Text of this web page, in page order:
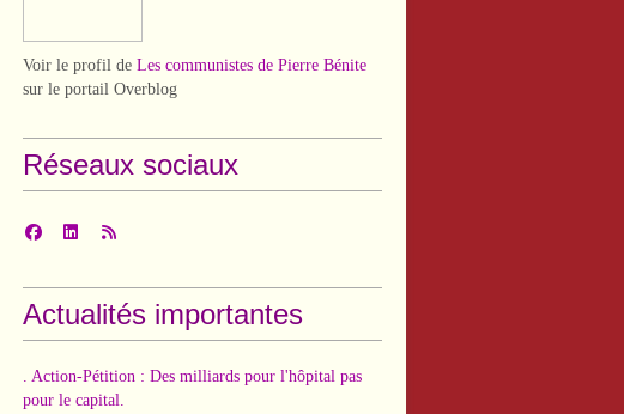
Voir le profil de Les communistes de Pierre Bénite
sur le portail Overblog
Réseaux sociaux
Actualités importantes
. Action-Pétition : Des milliards pour l'hôpital pas
pour le capital.